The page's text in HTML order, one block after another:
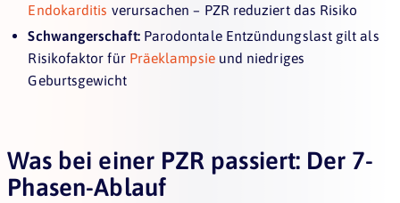
Endokarditis verursachen – PZR reduziert das Risiko
Schwangerschaft:Parodontale Entzündungslast gilt als
Risikofaktor für Präeklampsie und niedriges
Geburtsgewicht
Was bei einer PZR passiert: Der 7-
Phasen-Ablauf